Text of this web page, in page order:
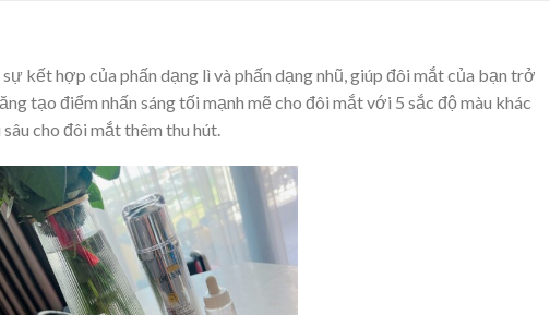
kết hợp của phấn dạng lì và phấn dạng nhũ, giúp đôi mắt của bạn trở
tạo điểm nhấn sáng tối mạnh mẽ cho đôi mắt với 5 sắc độ màu khác
cho đôi mắt thêm thu hút.